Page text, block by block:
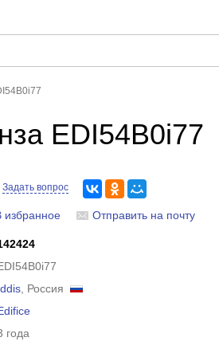
EDI54B0i77
Задать вопрос
избранное Отправить на почту
, Россия
года